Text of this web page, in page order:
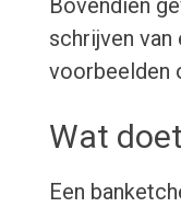
Bovendien
schrijven
voorbeelden
Wat
Een